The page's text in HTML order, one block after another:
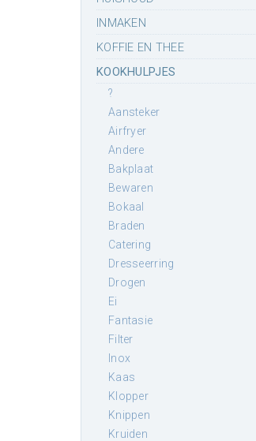
INMAKEN
KOFFIE EN THEE
KOOKHULPJES
?
aansteker
airfryer
andere
bakplaat
bewaren
bokaal
braden
catering
dresseerring
drogen
ei
fantasie
filter
inox
kaas
klopper
knippen
kruiden